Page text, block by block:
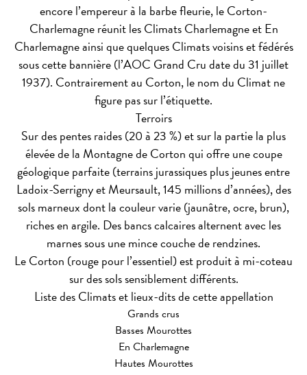
encore l’empereur à la barbe fleurie, le Corton-
Charlemagne réunit les Climats Charlemagne et En
Charlemagne ainsi que quelques Climats voisins et fédérés
sous cette bannière (l’AOC Grand Cru date du 31 juillet
1937). Contrairement au Corton, le nom du Climat ne
figure pas sur l’étiquette.
Terroirs
Sur des pentes raides (20 à 23 %) et sur la partie la plus
élevée de la Montagne de Corton qui offre une coupe
géologique parfaite (terrains jurassiques plus jeunes entre
Ladoix-Serrigny et Meursault, 145 millions d’années), des
sols marneux dont la couleur varie (jaunâtre, ocre, brun),
riches en argile. Des bancs calcaires alternent avec les
marnes sous une mince couche de rendzines.
Le Corton (rouge pour l’essentiel) est produit à mi-coteau
sur des sols sensiblement différents.
Liste des Climats et lieux-dits de cette appellation
Grands crus
Basses Mourottes
En Charlemagne
Hautes Mourottes